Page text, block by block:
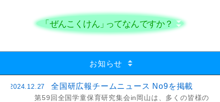
「ぜんこくけん」ってなんですか？
お知らせ
2024.12.27 全国研広報チームニュース No9を掲載
第59回全国学童保育研究集会in岡山は、多くの皆様の